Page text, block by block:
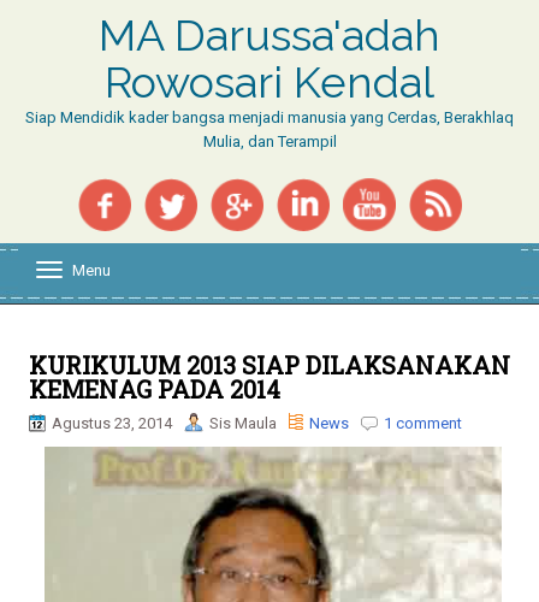
MA Darussa'adah
Rowosari Kendal
Siap Mendidik kader bangsa menjadi manusia yang Cerdas, Berakhlaq
Mulia, dan Terampil
l
e
n
a
v
i
g
a
i
o
n
Menu
KURIKULUM 2013 SIAP DILAKSANAKAN
KEMENAG PADA 2014
Agustus 23, 2014 Sis Maula News 1 comment